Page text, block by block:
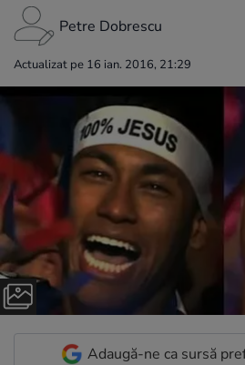
Petre Dobrescu
Actualizat pe 16 ian. 2016, 21:29
Adaugă-ne ca sursă